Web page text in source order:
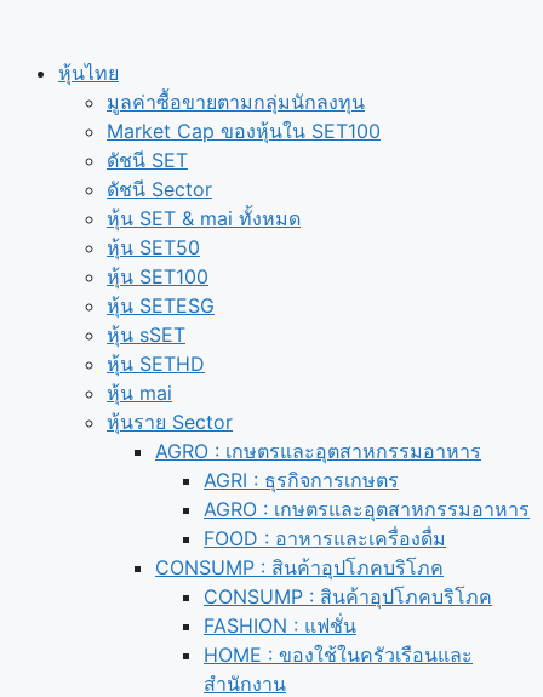
หุ้นไทย
มูลค่าซื้อขายตามกลุ่มนักลงทุน
Market Cap ของหุ้นใน SET100
ดัชนี SET
ดัชนี Sector
หุ้น SET & mai ทั้งหมด
หุ้น SET50
หุ้น SET100
หุ้น SETESG
หุ้น sSET
หุ้น SETHD
หุ้น mai
หุ้นราย Sector
AGRO : เกษตรและอุตสาหกรรมอาหาร
AGRI : ธุรกิจการเกษตร
AGRO : เกษตรและอุตสาหกรรมอาหาร
FOOD : อาหารและเครื่องดื่ม
CONSUMP : สินค้าอุปโภคบริโภค
CONSUMP : สินค้าอุปโภคบริโภค
FASHION : แฟชั่น
HOME : ของใช้ในครัวเรือนและ
สำนักงาน